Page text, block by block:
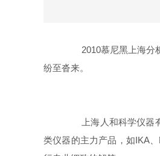
2010慕尼黑上海分
纷至沓来。
上海人和科学仪器有
类仪器的主力产品，如IKA